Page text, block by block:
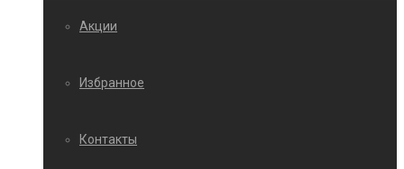
Акции
Избранное
Контакты